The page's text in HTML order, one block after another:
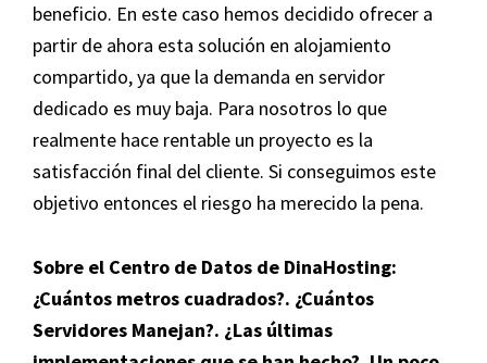
beneficio. En este caso hemos decidido ofrecer a
partir de ahora esta solución en alojamiento
compartido, ya que la demanda en servidor
dedicado es muy baja. Para nosotros lo que
realmente hace rentable un proyecto es la
satisfacción final del cliente. Si conseguimos este
objetivo entonces el riesgo ha merecido la pena.
Sobre el Centro de Datos de DinaHosting:
¿Cuántos metros cuadrados?. ¿Cuántos
Servidores Manejan?. ¿Las últimas